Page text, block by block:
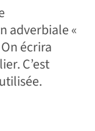
adverbiale «
écrira
C’est